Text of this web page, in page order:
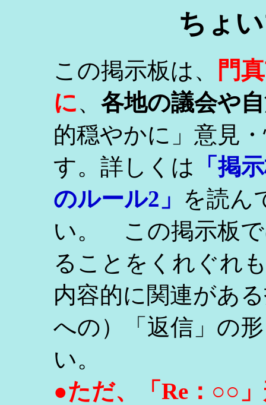
ちょ
この掲示板は、
門
に、 各地の議会や
的穏やかに」意見
す。詳しくは
「掲
のルール2」 を読ん
い。 この掲示板で
ることをくれぐれ
内容的に関連があ
への）「返信」の
い。
●ただ、「Re：○○